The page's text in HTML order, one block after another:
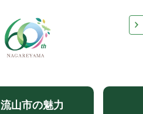
流山市の魅力